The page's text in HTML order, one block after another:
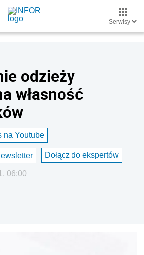
Serwisy
odzieży
własność
na Youtube
Dołącz do ekspertów
06:00